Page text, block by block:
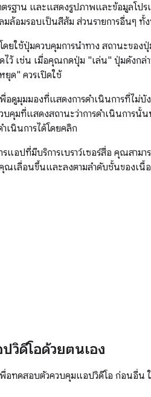
รฐาน และแสดงรูปภาพและข้อมูลโป
ล้อมรอบเป็นสีส้ม ส่วนรายการอื่นๆ ทั้
ยใช้ปุ่มควบคุมการนําทาง สถานะของปุ่
ไว้ เช่น เมื่อคุณกดปุ่ม "เล่น" ปุ่มดังกล่
ยุด" ควรเปิดใช้
อดูมุมมองที่แสดงการดำเนินการที่ไม่บั
บคุมที่แสดงสถานะว่าการดำเนินการนั้
เนินการได้โดยคลิก
รแอปที่มีบริการเบราว์เซอร์สื่อ คุณสาม
ณเลื่อนขึ้นและลงตามลําดับชั้นของเนื้
วิดีโอด้วยตนเอง
อทดสอบตัวควบคุมแอปวิดีโอ ก่อนอื่น